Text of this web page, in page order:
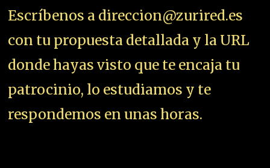
Escríbenos a direccion@zurired.es
con tu propuesta detallada y la URL
donde hayas visto que te encaja tu
patrocinio, lo estudiamos y te
respondemos en unas horas.